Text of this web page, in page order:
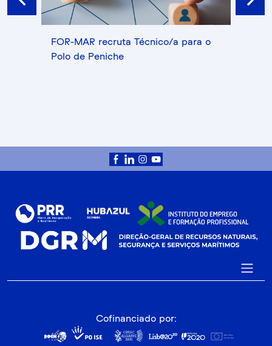
Prev
FOR-MAR recruta Técnico/a para o
Polo de Peniche
Next
Cofinanciado por: